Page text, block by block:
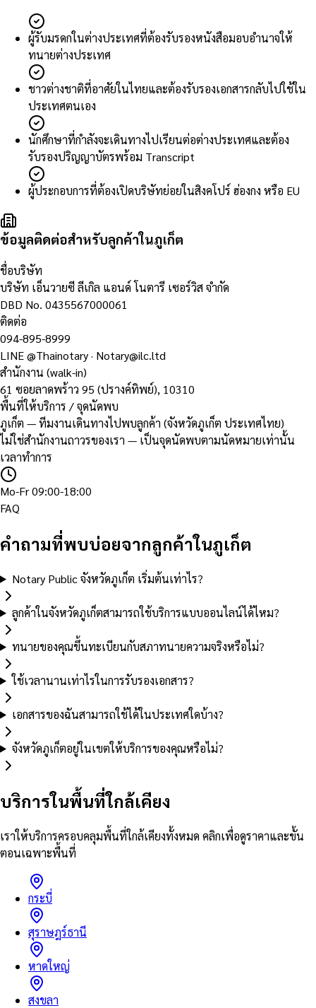
ผู้รับมรดกในต่างประเทศที่ต้องรับรองหนังสือมอบอำนาจให้
ทนายต่างประเทศ
ชาวต่างชาติที่อาศัยในไทยและต้องรับรองเอกสารกลับไปใช้ใน
ประเทศตนเอง
นักศึกษาที่กำลังจะเดินทางไปเรียนต่อต่างประเทศและต้อง
รับรองปริญญาบัตรพร้อม Transcript
ผู้ประกอบการที่ต้องเปิดบริษัทย่อยในสิงคโปร์ ฮ่องกง หรือ EU
ข้อมูลติดต่อสำหรับลูกค้าในภูเก็ต
ชื่อบริษัท
บริษัท เอ็นวายซี ลีเกิล แอนด์ โนตารี เซอร์วิส จำกัด
DBD No. 0435567000061
ติดต่อ
094-895-8999
LINE@Thainotary· Notary@ilc.ltd
สำนักงาน (walk-in)
61 ซอยลาดพร้าว 95 (ปรางค์ทิพย์), 10310
พื้นที่ให้บริการ / จุดนัดพบ
ภูเก็ต — ทีมงานเดินทางไปพบลูกค้า (จังหวัดภูเก็ต ประเทศไทย)
ไม่ใช่สำนักงานถาวรของเรา — เป็นจุดนัดพบตามนัดหมายเท่านั้น
เวลาทำการ
Mo-Fr 09:00-18:00
FAQ
คำถามที่พบบ่อยจากลูกค้าในภูเก็ต
Notary Public จังหวัดภูเก็ต เริ่มต้นเท่าไร?
ลูกค้าในจังหวัดภูเก็ตสามารถใช้บริการแบบออนไลน์ได้ไหม?
ทนายของคุณขึ้นทะเบียนกับสภาทนายความจริงหรือไม่?
ใช้เวลานานเท่าไรในการรับรองเอกสาร?
เอกสารของฉันสามารถใช้ได้ในประเทศใดบ้าง?
จังหวัดภูเก็ตอยู่ในเขตให้บริการของคุณหรือไม่?
บริการในพื้นที่ใกล้เคียง
เราให้บริการครอบคลุมพื้นที่ใกล้เคียงทั้งหมด คลิกเพื่อดูราคาและขั้น
ตอนเฉพาะพื้นที่
กระบี่
สุราษฎร์ธานี
หาดใหญ่
สงขลา